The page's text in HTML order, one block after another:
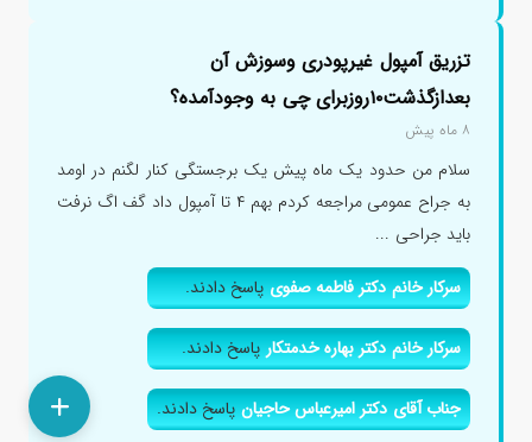
تزریق آمپول غیرپودری وسوزش آن
بعدازگذشت۱۰روزبرای چی به وجودآمده؟
۸ ماه پیش
سلام من حدود یک ماه پیش یک برجستگی کنار لگنم در اومد
به جراح عمومی مراجعه کردم بهم ۴ تا آمپول داد گف اگ نرفت
باید جراحی ...
سرکار خانم دکتر فاطمه صفویپاسخ دادند.
سرکار خانم دکتر بهاره خدمتکارپاسخ دادند.
جناب آقای دکتر امیرعباس حاجیانپاسخ دادند.